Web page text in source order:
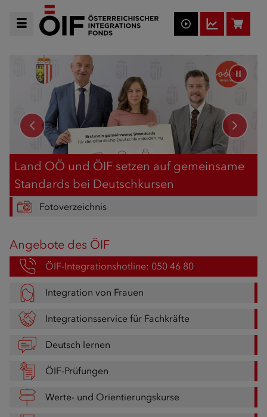
Webseite des Österreichischen
Land OÖ und ÖIF setzen auf gemeinsame
Standards bei Deutschkursen
Fotoverzeichnis
Angebote des ÖIF
ÖIF-Integrationshotline: 050 46 80
Integration von Frauen
Integrationsservice für Fachkräfte
Deutsch lernen
ÖIF-Prüfungen
Werte- und Orientierungskurse